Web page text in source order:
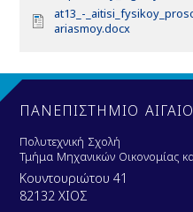
e
u
t
D
o
m
n
t
at13_-
ariasmoy.docx
ΠΑΝΕΠΙΣΤΗΜΙΟ
Πολυτεχνική Σχολή
Τμήμα Μηχανικών Οικονομίας
Κουντουριώτου 41
82132 ΧΙΟΣ